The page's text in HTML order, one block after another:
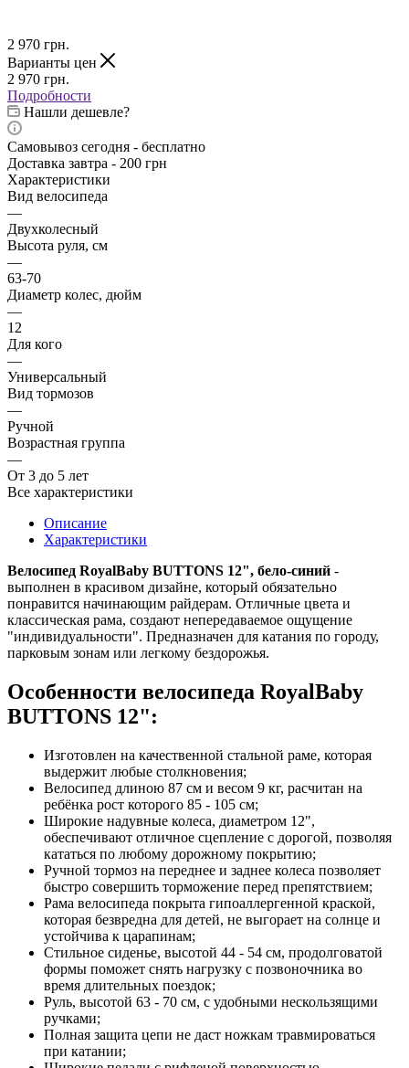
2 970 грн.
Варианты цен
2 970 грн.
Подробности
Нашли дешевле?
Самовывоз сегодня - бесплатно
Доставка завтра - 200 грн
Характеристики
Вид велосипеда
—
Двухколесный
Высота руля, см
—
63-70
Диаметр колес, дюйм
—
12
Для кого
—
Универсальный
Вид тормозов
—
Ручной
Возрастная группа
—
От 3 до 5 лет
Все характеристики
Описание
Характеристики
Велосипед RoyalBaby BUTTONS 12", бело-синий -
выполнен в красивом дизайне, который обязательно
понравится начинающим райдерам. Отличные цвета и
классическая рама, создают непередаваемое ощущение
"индивидуальности". Предназначен для катания по городу,
парковым зонам или легкому бездорожья.
Особенности велосипеда RoyalBaby
BUTTONS 12":
Изготовлен на качественной стальной раме, которая
выдержит любые столкновения;
Велосипед длиною 87 см и весом 9 кг, расчитан на
ребёнка рост которого 85 - 105 см;
Широкие надувные колеса, диаметром 12",
обеспечивают отличное сцепление с дорогой, позволяя
кататься по любому дорожному покрытию;
Ручной тормоз на переднее и заднее колеса позволяет
быстро совершить торможение перед препятствием;
Рама велосипеда покрыта гипоаллергенной краской,
которая безвредна для детей, не выгорает на солнце и
устойчива к царапинам;
Стильное сиденье, высотой 44 - 54 см, продолговатой
формы поможет снять нагрузку с позвоночника во
время длительных поездок;
Руль, высотой 63 - 70 см, с удобными нескользящими
ручками;
Полная защита цепи не даст ножкам травмироваться
при катании;